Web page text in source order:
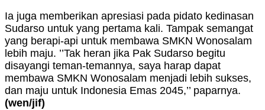
Ia juga memberikan apresiasi pada pidato kedinasan
Sudarso untuk yang pertama kali. Tampak semangat
yang berapi-api untuk membawa SMKN Wonosalam
lebih maju. ’’Tak heran jika Pak Sudarso begitu
disayangi teman-temannya, saya harap dapat
membawa SMKN Wonosalam menjadi lebih sukses,
dan maju untuk Indonesia Emas 2045,’’ paparnya.
(wen/jif)